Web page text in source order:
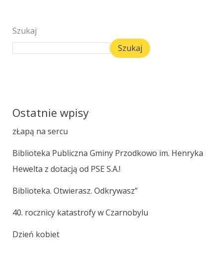
Szukaj
Szukaj
Ostatnie wpisy
zŁapą na sercu
Biblioteka Publiczna Gminy Przodkowo im. Henryka
Hewelta z dotacją od PSE S.A.!
Biblioteka. Otwierasz. Odkrywasz”
40. rocznicy katastrofy w Czarnobylu
Dzień kobiet